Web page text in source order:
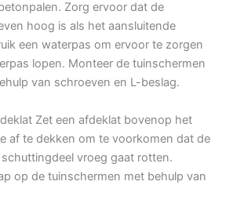
Zorg ervoor dat de
hoog is als het aansluitende
een waterpas om ervoor te zorgen
lopen. Monteer de tuinschermen
van schroeven en L-beslag.
Zet een afdeklat bovenop het
af te dekken om te voorkomen dat de
vroeg gaat rotten.
op de tuinschermen met behulp van